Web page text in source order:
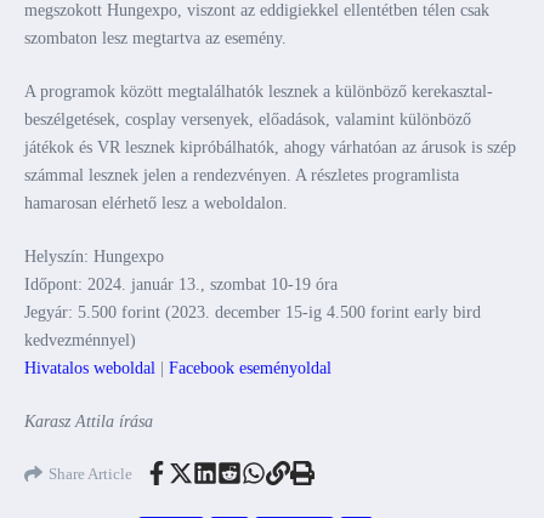
megszokott Hungexpo, viszont az eddigiekkel ellentétben télen csak
szombaton lesz megtartva az esemény.
A programok között megtalálhatók lesznek a különböző kerekasztal-
beszélgetések, cosplay versenyek, előadások, valamint különböző
játékok és VR lesznek kipróbálhatók, ahogy várhatóan az árusok is szép
számmal lesznek jelen a rendezvényen. A részletes programlista
hamarosan elérhető lesz a weboldalon.
Helyszín: Hungexpo
Időpont: 2024. január 13., szombat 10-19 óra
Jegyár: 5.500 forint (2023. december 15-ig 4.500 forint early bird
kedvezménnyel)
Hivatalos weboldal
Facebook eseményoldal
Karasz Attila írása
Share Article